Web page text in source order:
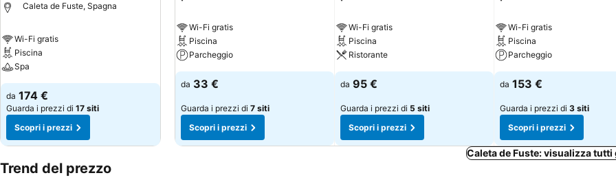
Caleta de Fuste, Spagna
Wi-Fi gratis
Piscina
Spa
da 174 €
Guarda i prezzi di 17 siti
Scopri i prezzi
Wi-Fi gratis
Piscina
Parcheggio
da 33 €
Guarda i prezzi di 7 siti
Scopri i prezzi
Wi-Fi gratis
Piscina
Ristorante
da 95 €
Guarda i prezzi di 5 siti
Scopri i prezzi
Wi-Fi gratis
Piscina
Parcheggio
da 153 €
Guarda i prezzi di 3 siti
Scopri i prezzi
Caleta de Fuste: visualizza tutti
Trend del prezzo